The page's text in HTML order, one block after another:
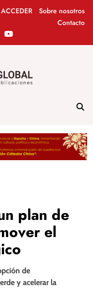
ACCEDER
Sobre nosotros
Contacto
plan de
el
de
y acelerar la